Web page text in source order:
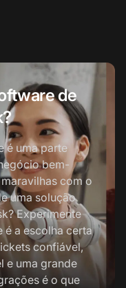
de
é uma parte
bem-
com o
uma solução
Experimente
é a escolha certa
confiável,
e uma grande
é o que